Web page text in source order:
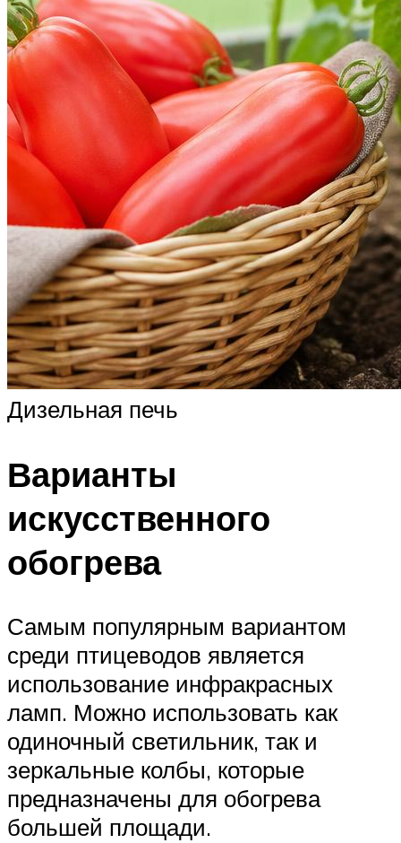
Дизельная печь
Варианты
искусственного
обогрева
Самым популярным вариантом
среди птицеводов является
использование инфракрасных
ламп. Можно использовать как
одиночный светильник, так и
зеркальные колбы, которые
предназначены для обогрева
большей площади.